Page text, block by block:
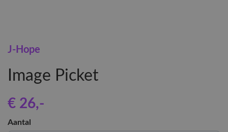
J-Hope
Image Picket
€ 26,-
Aantal